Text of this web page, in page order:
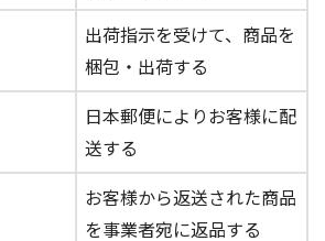
出荷指示を受けて、商品を
梱包・出荷する
日本郵便によりお客様に配
送する
お客様から返送された商品
を事業者宛に返品する